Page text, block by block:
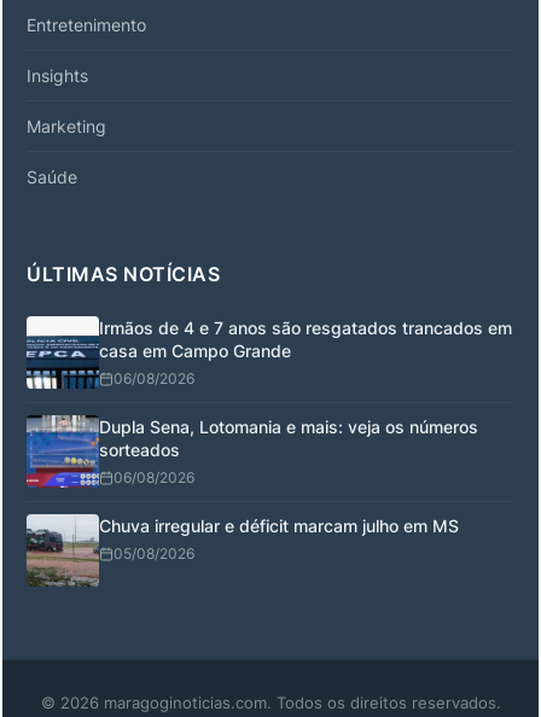
Entretenimento
Insights
Marketing
Saúde
ÚLTIMAS NOTÍCIAS
Irmãos de 4 e 7 anos são resgatados trancados em
casa em Campo Grande
06/08/2026
Dupla Sena, Lotomania e mais: veja os números
sorteados
06/08/2026
Chuva irregular e déficit marcam julho em MS
05/08/2026
© 2026 maragoginoticias.com. Todos os direitos reservados.